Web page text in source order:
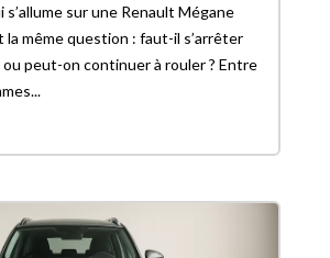
s’allume sur une Renault Mégane
la même question : faut-il s’arrêter
peut-on continuer à rouler ? Entre